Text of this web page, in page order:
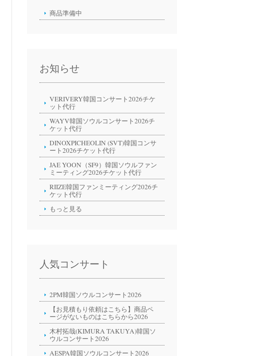
商品準備中
お知らせ
VERIVERY韓国コンサート2026チケ
ット代行
WAYV韓国ソウルコンサート2026チ
ケット代行
DINOXPICHEOLIN (SVT)韓国コンサ
ート2026チケット代行
JAE YOON（SF9）韓国ソウルファン
ミーティング2026チケット代行
RIIZE韓国ファンミーティング2026チ
ケット代行
もっと見る
人気コンサート
2PM韓国ソウルコンサート2026
【お見積もり依頼はこちら】商品ペ
ージがないものはこちらから2026
木村拓哉(KIMURA TAKUYA)韓国ソ
ウルコンサート2026
AESPA韓国ソウルコンサート2026